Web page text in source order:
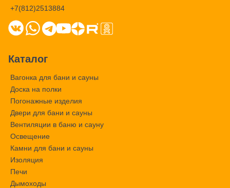
+7(812)2513884
Каталог
Вагонка для бани и сауны
Доска на полки
Погонажные изделия
Двери для бани и сауны
Вентиляции в баню и сауну
Освещение
Камни для бани и сауны
Изоляция
Печи
Дымоходы